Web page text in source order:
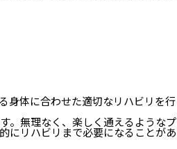
身体に合わせた適切なリハビリを行
。無理なく、楽しく通えるようなプ
にリハビリまで必要になることがあ